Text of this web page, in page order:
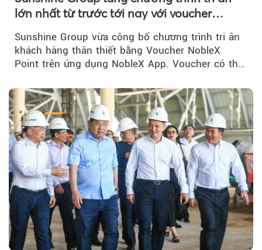
lớn nhất từ trước tới nay với voucher
NobleX Point cho khách hàng thân thiết
Sunshine Group vừa công bố chương trình tri ân
khách hàng thân thiết bằng Voucher NobleX
Point trên ứng dụng NobleX App. Voucher có thể